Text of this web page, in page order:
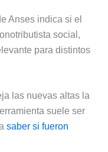
Anses indica si el
social,
para distintos
las nuevas altas la
suele ser
saber si fueron